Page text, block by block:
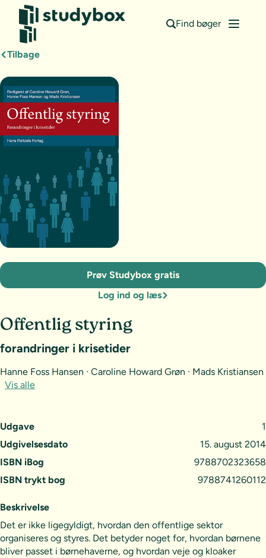
Find bøger
Tilbage
Udgave
1
Udgivelsesdato
15. august 2014
ISBN iBog
9788702323658
ISBN trykt bog
9788741260112
Offentlig styring
forandringer i krisetider
Hanne Foss Hansen · Caroline Howard Grøn · Mads Kristiansen
Vis alle
Prøv Studybox gratis
Log ind og læs
Beskrivelse
Det er ikke ligegyldigt, hvordan den offentlige sektor
organiseres og styres. Det betyder noget for, hvordan børnene
bliver passet i børnehaverne, og hvordan veje og kloaker